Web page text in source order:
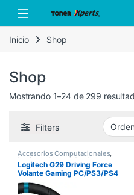
Open
Inicio Shop
Shop
Mostrando 1–24 de 299
Filters
Accesorios Computacionales,
Logitech Nuevos Productos
Logitech G29 Driving Force
Volante Gaming PC/PS3/PS4